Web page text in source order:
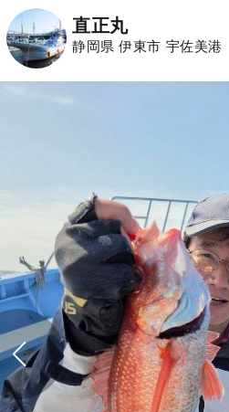
直正丸
静岡県 伊東市 宇佐美港